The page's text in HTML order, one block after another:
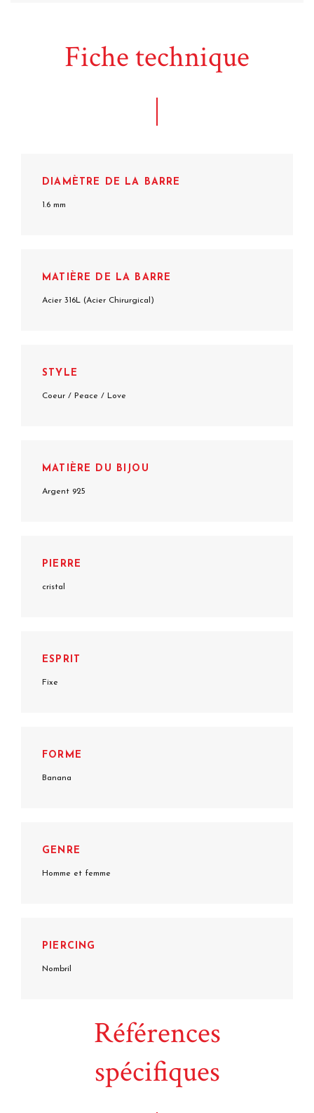
Fiche technique
DIAMÈTRE DE LA BARRE
1.6 mm
MATIÈRE DE LA BARRE
Acier 316L (Acier Chirurgical)
STYLE
Coeur / Peace / Love
MATIÈRE DU BIJOU
Argent 925
PIERRE
cristal
ESPRIT
Fixe
FORME
Banana
GENRE
Homme et femme
PIERCING
Nombril
Références
spécifiques